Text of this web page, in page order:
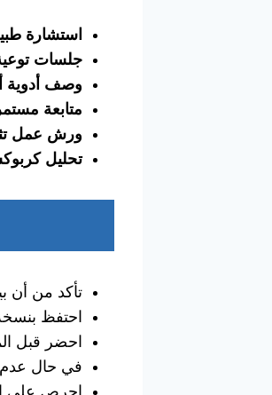
استشارة
جلسات
وصف أدوية
متابعة
ورش عمل
تحليل
تأكد من أن
احتفظ
احضر قبل الموعد
في حال عدم